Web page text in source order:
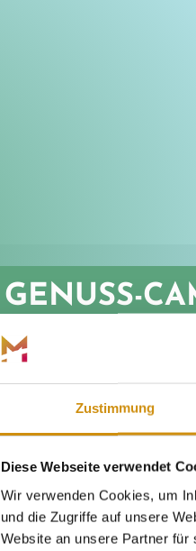
Zustimmung
Diese Webseite verwendet
Wir verwenden Cookies, um
und die Zugriffe auf unsere
Website an unsere Partner für
GENUSS-